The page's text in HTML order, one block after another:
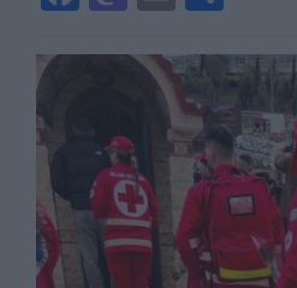
c
b
o
o
k
st
d
o
n
ai
l
ρ
α
σ
τε
ίτ
ε